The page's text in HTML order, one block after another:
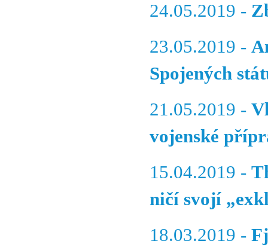
24.05.2019 -
23.05.2019 -
Spojených
21.05.2019 -
vojenské
15.04.2019 -
ničí svojí
18.03.2019 -